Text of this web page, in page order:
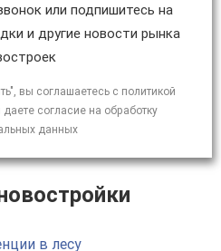
или подпишитесь на
и другие новости рынка
вы соглашаетесь с политикой
согласие на обработку
данных